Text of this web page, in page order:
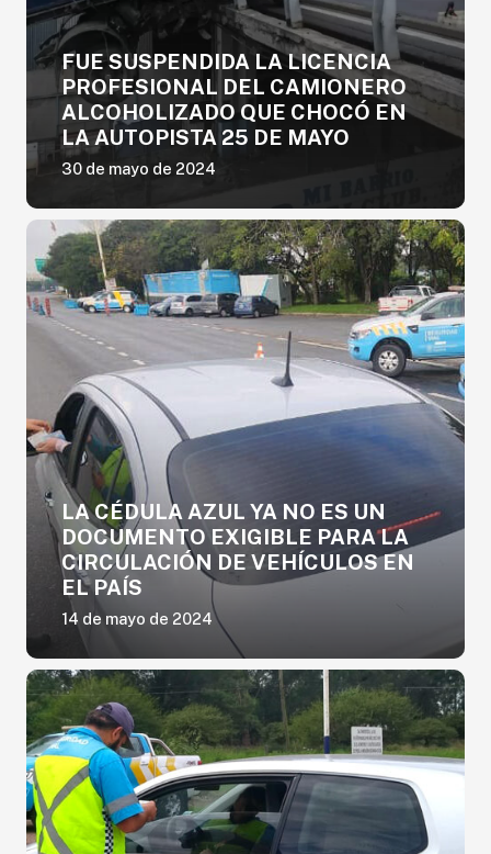
FUE SUSPENDIDA LA LICENCIA
PROFESIONAL DEL CAMIONERO
ALCOHOLIZADO QUE CHOCÓ EN
LA AUTOPISTA 25 DE MAYO
30 de mayo de 2024
LA CÉDULA AZUL YA NO ES UN
DOCUMENTO EXIGIBLE PARA LA
CIRCULACIÓN DE VEHÍCULOS EN
EL PAÍS
14 de mayo de 2024